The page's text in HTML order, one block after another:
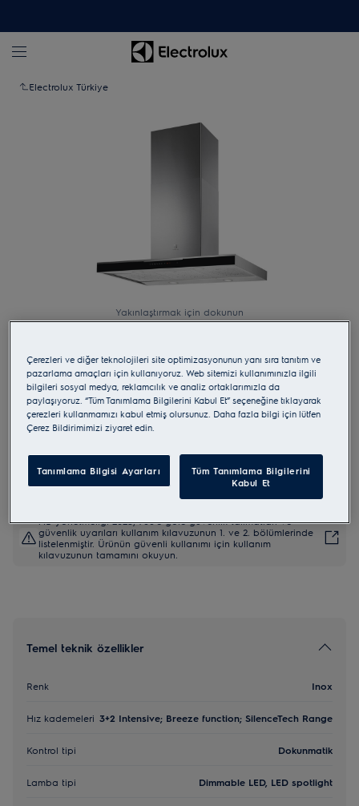
Electrolux Türkiye
Yakınlaştırmak için dokunun
KFIB19X
SilenceTech
AB Ürün Bilgi Fişi
AB yönetmeliği 2023/988'e göre güvenlik talimatları ve
güvenlik uyarıları kullanım kılavuzunun 1. ve 2. bölümlerinde
listelenmiştir. Ürünün güvenli kullanımı için kullanım
kılavuzunun tamamını okuyun.
Temel teknik özellikler
Renk Inox
Hız kademeleri 3+2 Intensive; Breeze function; SilenceTech Range
Kontrol tipi Dokunmatik
Lamba tipi Dimmable LED, LED spotlight
Çerezleri ve diğer teknolojileri site optimizasyonunun yanı sıra tanıtım ve
pazarlama amaçları için kullanıyoruz. Web sitemizi kullanımınızla ilgili
bilgileri sosyal medya, reklamcılık ve analiz ortaklarımızla da
paylaşıyoruz. “Tüm Tanımlama Bilgilerini Kabul Et” seçeneğine tıklayarak
çerezleri kullanmamızı kabul etmiş olursunuz. Daha fazla bilgi için lütfen
Çerez Bildirimimizi ziyaret edin.
Tanımlama Bilgisi Ayarları
Tüm Tanımlama Bilgilerini
Kabul Et